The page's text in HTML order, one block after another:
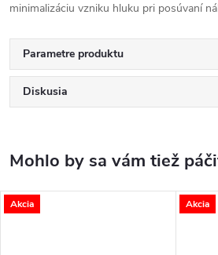
minimalizáciu vzniku hluku pri posúvaní
Parametre produktu
Diskusia
Akcia Akcia